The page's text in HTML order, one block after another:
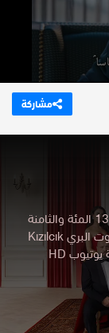
مشاركة
مشاهدة وتحميل مسلسل شراب التوت الحلقة 138 المئة والثامنة
والثلاثون مترجمة رابط الحلقة 138 من شراب التوت البري Kızılcık